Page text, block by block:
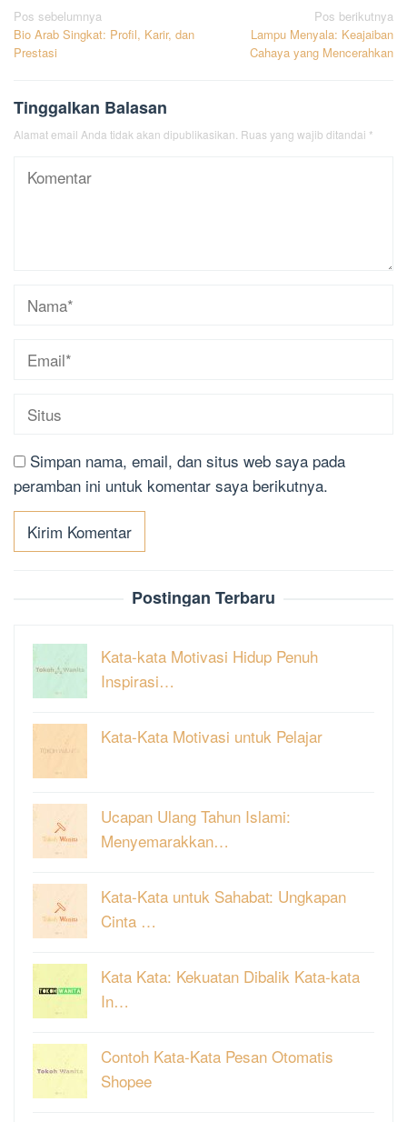
Navigasi
pos
Pos sebelumnya
Bio Arab Singkat: Profil, Karir, dan
Prestasi
Pos berikutnya
Lampu Menyala: Keajaiban
Cahaya yang Mencerahkan
Tinggalkan Balasan
Alamat email Anda tidak akan dipublikasikan. Ruas yang wajib ditandai *
Simpan nama, email, dan situs web saya pada
peramban ini untuk komentar saya berikutnya.
Postingan Terbaru
Kata-kata Motivasi Hidup Penuh
Inspirasi…
Kata-Kata Motivasi untuk Pelajar
Ucapan Ulang Tahun Islami:
Menyemarakkan…
Kata-Kata untuk Sahabat: Ungkapan
Cinta …
Kata Kata: Kekuatan Dibalik Kata-kata
In…
Contoh Kata-Kata Pesan Otomatis
Shopee